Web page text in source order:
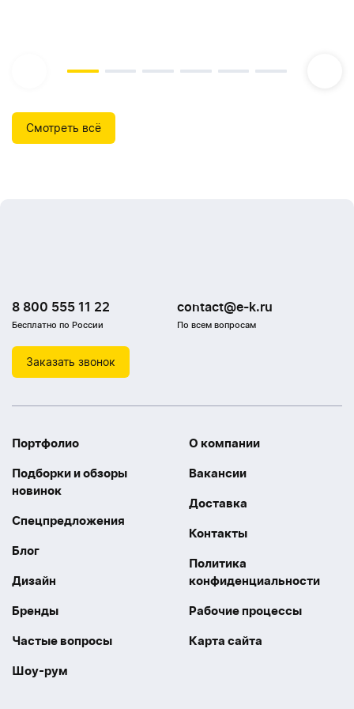
Смотреть всё
8 800 555 11 22
Бесплатно по России
contact@e-k.ru
По всем вопросам
Заказать звонок
Портфолио
Подборки и обзоры
новинок
Спецпредложения
Блог
Дизайн
Бренды
Частые вопросы
Шоу-рум
О компании
Вакансии
Доставка
Контакты
Политика
конфиденциальности
Рабочие процессы
Карта сайта